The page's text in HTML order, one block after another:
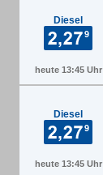
Diesel
heute 13:45 Uhr
Diesel
heute 13:45 Uhr